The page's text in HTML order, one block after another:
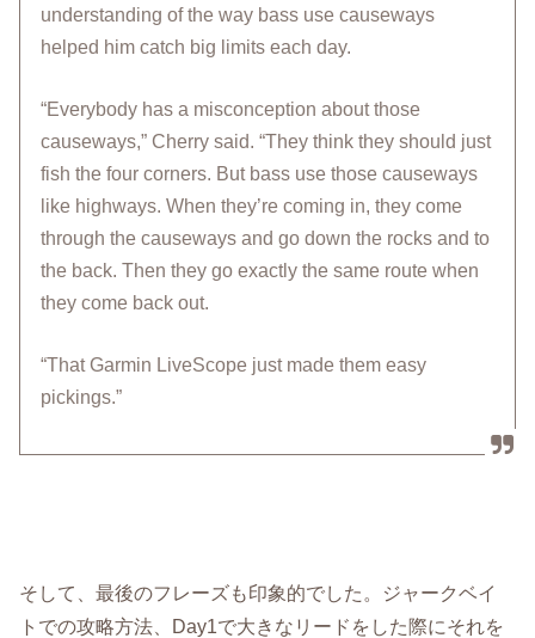
understanding of the way bass use causeways
helped him catch big limits each day.
“Everybody has a misconception about those
causeways,” Cherry said. “They think they should just
fish the four corners. But bass use those causeways
like highways. When they’re coming in, they come
through the causeways and go down the rocks and to
the back. Then they go exactly the same route when
they come back out.
“That Garmin LiveScope just made them easy
pickings.”
そして、最後のフレーズも印象的でした。ジャークベイ
トでの攻略方法、Day1で大きなリードをした際にそれを